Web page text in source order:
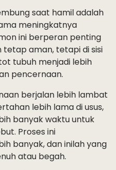
saat hamil adalah
meningkatnya
ini berperan penting
aman, tetapi di sisi
tubuh menjadi lebih
pencernaan.
berjalan lebih lambat
lebih lama di usus,
banyak waktu untuk
Proses ini
banyak, dan inilah yang
atau begah.